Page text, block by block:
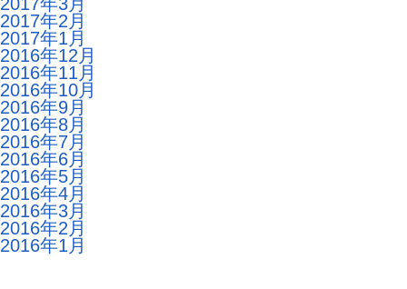
2017年3月
2017年2月
2017年1月
2016年12月
2016年11月
2016年10月
2016年9月
2016年8月
2016年7月
2016年6月
2016年5月
2016年4月
2016年3月
2016年2月
2016年1月